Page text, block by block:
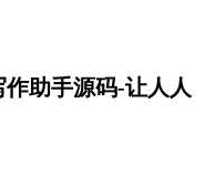
助手源码-让人人